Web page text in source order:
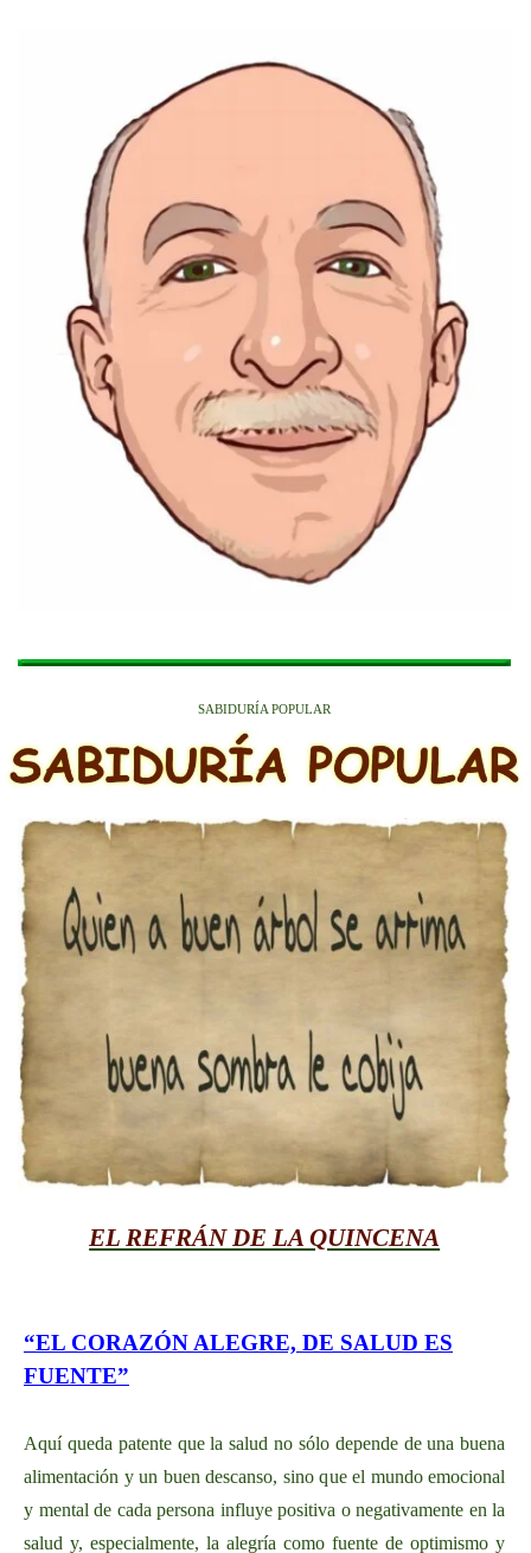
SABIDURÍA POPULAR
EL REFRÁN DE LA QUINCENA
“EL CORAZÓN ALEGRE, DE SALUD ES
FUENTE”
Aquí queda patente que la salud no sólo depende de una buena
alimentación y un buen descanso, sino que el mundo emocional
y mental de cada persona influye positiva o negativamente en la
salud y, especialmente, la alegría como fuente de optimismo y